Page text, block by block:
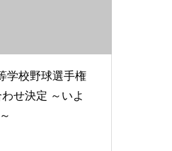
学校野球選手権
せ決定 ～いよ